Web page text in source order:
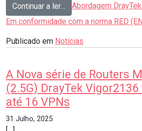
Continuar a ler… from
Abordagem
Em conformidade com a norma RED
Publicado em Notícias
A Nova série de Routers
(2.5G) DrayTek
até 16 VPNs
31 Julho, 2025